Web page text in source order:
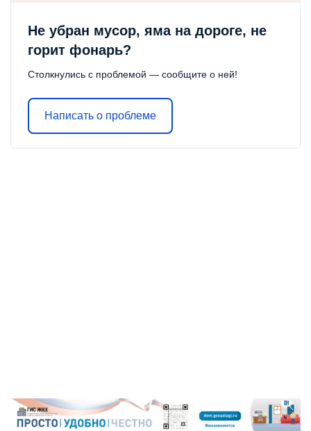
Не убран мусор, яма на дороге, не
горит фонарь?
Столкнулись с проблемой — сообщите о ней!
Написать о проблеме